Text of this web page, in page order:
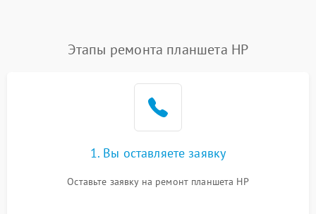
Этапы ремонта планшета HP
1. Вы оставляете заявку
Оставьте заявку на ремонт планшета HP